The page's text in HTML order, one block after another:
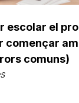
escolar el
començar
comuns)